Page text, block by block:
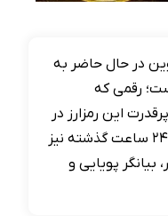
در حال حاضر به
است؛ رقمی که
این رمزارز در
بازار جهانی است. حجم معاملات ۲۴ ساعت گذشته نیز
میلیارد دلار، بیانگر پویایی و